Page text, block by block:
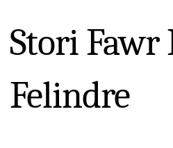
Stori Fawr
Felindre